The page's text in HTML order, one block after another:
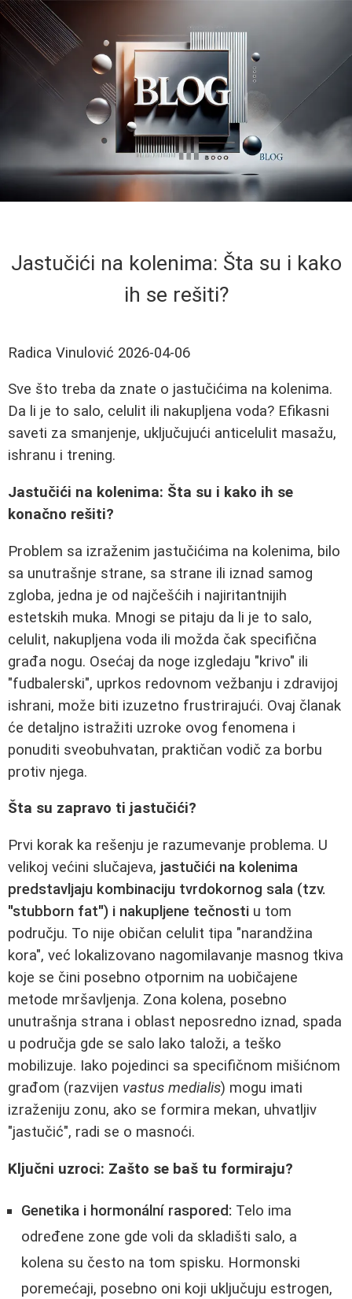
Jastučići na kolenima: Šta su i kako
ih se rešiti?
Radica Vinulović 2026-04-06
Sve što treba da znate o jastučićima na kolenima.
Da li je to salo, celulit ili nakupljena voda? Efikasni
saveti za smanjenje, uključujući anticelulit masažu,
ishranu i trening.
Jastučići na kolenima: Šta su i kako ih se
konačno rešiti?
Problem sa izraženim jastučićima na kolenima, bilo
sa unutrašnje strane, sa strane ili iznad samog
zgloba, jedna je od najčešćih i najiritantnijih
estetskih muka. Mnogi se pitaju da li je to salo,
celulit, nakupljena voda ili možda čak specifična
građa nogu. Osećaj da noge izgledaju "krivo" ili
"fudbalerski", uprkos redovnom vežbanju i zdravijoj
ishrani, može biti izuzetno frustrirajući. Ovaj članak
će detaljno istražiti uzroke ovog fenomena i
ponuditi sveobuhvatan, praktičan vodič za borbu
protiv njega.
Šta su zapravo ti jastučići?
Prvi korak ka rešenju je razumevanje problema. U
velikoj većini slučajeva, jastučići na kolenima
predstavljaju kombinaciju tvrdokornog sala (tzv.
"stubborn fat") i nakupljene tečnosti u tom
području. To nije običan celulit tipa "narandžina
kora", već lokalizovano nagomilavanje masnog tkiva
koje se čini posebno otpornim na uobičajene
metode mršavljenja. Zona kolena, posebno
unutrašnja strana i oblast neposredno iznad, spada
u područja gde se salo lako taloži, a teško
mobilizuje. Iako pojedinci sa specifičnom mišićnom
građom (razvijen vastus medialis) mogu imati
izraženiju zonu, ako se formira mekan, uhvatljiv
"jastučić", radi se o masnoći.
Ključni uzroci: Zašto se baš tu formiraju?
Genetika i hormonální raspored: Telo ima
određene zone gde voli da skladišti salo, a
kolena su često na tom spisku. Hormonski
poremećaji, posebno oni koji uključuju estrogen,